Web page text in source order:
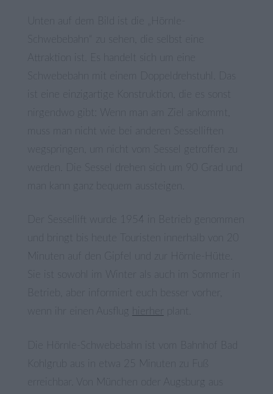
Unten auf dem Bild ist die „Hörnle-
Schwebebahn“ zu sehen, die selbst eine
Attraktion ist. Es handelt sich um eine
Schwebebahn mit einem Doppeldrehstuhl. Das
ist eine einzigartige Konstruktion, die es sonst
nirgendwo gibt: Wenn man am Ziel ankommt,
muss man nicht wie bei anderen Sesselliften
wegspringen, um nicht vom Sessel getroffen zu
werden. Die Sessel drehen sich um 90 Grad und
man kann ganz bequem aussteigen.
Der Sessellift wurde 1954 in Betrieb genommen
und bringt bis heute Touristen innerhalb von 20
Minuten auf den Gipfel und zur Hörnle-Hütte.
Sie ist sowohl im Winter als auch im Sommer in
wenn ihr einen Ausflug
Die Hörnle-Schwebebahn ist vom Bahnhof Bad
Kohlgrub aus in etwa 25 Minuten zu Fuß
erreichbar. Von München oder Augsburg aus